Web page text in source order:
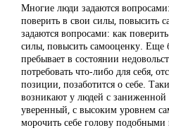
Многие люди задаются
поверить в свои силы, повысить
задаются вопросами: как
силы, повысить самооценку. Еще
пребывает в состоянии
потребовать что-либо для себя,
позиции, позаботится о себе.
возникают у людей с заниженной
уверенный, с высоким уровнем
морочить себе голову подобными